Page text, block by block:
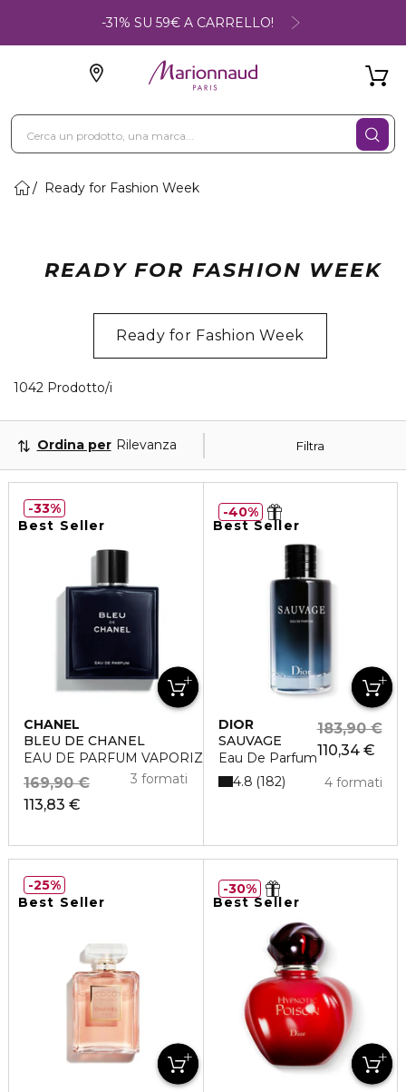
-31% SU 59€ A CARRELLO!
Ready for Fashion Week
READY FOR FASHION WEEK
Ready for Fashion Week
1042 Prodotto/i
Filtra
Ordina per Rilevanza
Best Seller
CHANEL
BLEU DE CHANEL
EAU DE PARFUM VAPORIZZATORE
113,83 €
169,90 € 3 formati
33%
Best Seller
DIOR
SAUVAGE
Eau De Parfum110,34 €
183,90 €
4 formati
4.8 182
40%
Best Seller
25%
Best Seller
30%